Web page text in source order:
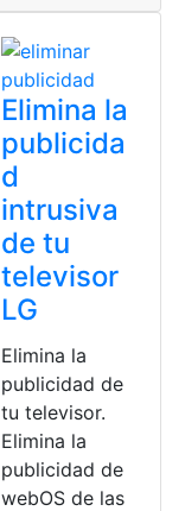
Elimina la
publicida
d
intrusiva
de tu
televisor
LG
Elimina la
publicidad de
tu televisor.
Elimina la
publicidad de
webOS de las